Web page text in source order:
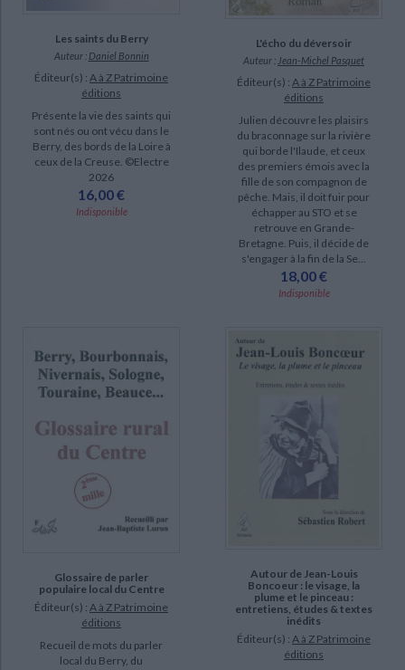
Les saints du Berry
Auteur : Daniel Bonnin
Éditeur(s) : A à Z Patrimoine
éditions
Présente la vie des saints qui
sont nés ou ont vécu dans le
Berry, des bords de la Loire à
ceux de la Creuse. ©Electre
2026
16,00 €
Indisponible
L'écho du déversoir
Auteur : Jean-Michel Pasquet
Éditeur(s) : A à Z Patrimoine
éditions
Julien découvre les plaisirs
du braconnage sur la rivière
qui borde l'Ilaude, et ceux
des premiers émois avec la
fille de son compagnon de
pêche. Mais, il doit fuir pour
échapper au STO et se
retrouve en Grande-
Bretagne. Puis, il décide de
s'engager à la fin de la Se...
18,00 €
Indisponible
Glossaire de parler
populaire local du Centre
Éditeur(s) : A à Z Patrimoine
éditions
Recueil de mots du parler
local du Berry, du
Autour de Jean-Louis
Boncoeur : le visage, la
plume et le pinceau :
entretiens, études & textes
inédits
Éditeur(s) : A à Z Patrimoine
éditions